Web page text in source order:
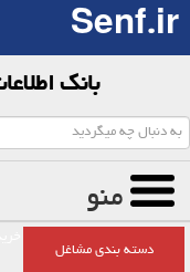
Senf.ir
بانک
منو
دسته بندی مشاغل